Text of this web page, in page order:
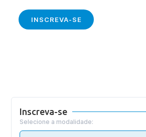
INSCREVA-SE
Inscreva-se
Selecione a modalidade: